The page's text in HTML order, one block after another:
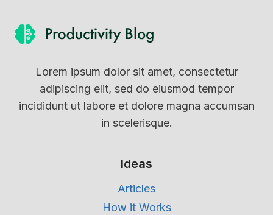
Lorem ipsum dolor sit amet, consectetur
adipiscing elit, sed do eiusmod tempor
incididunt ut labore et dolore magna accumsan
in scelerisque.
Ideas
Articles
How it Works